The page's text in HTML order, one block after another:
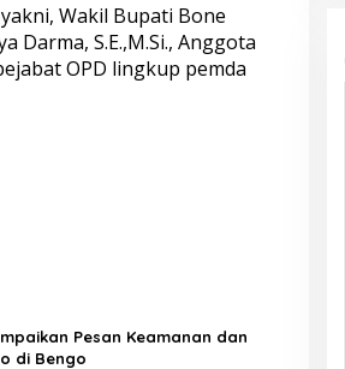
Wakil Bupati Bone
Darma, S.E.,M.Si., Anggota
OPD lingkup pemda
Pesan Keamanan dan
di Bengo